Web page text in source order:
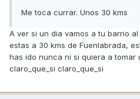
Me toca currar. Unos 30 kms
A ver si un dia vamos a tu barrio
estas a 30 kms de Fuenlabrada,
has ido nunca ni si quiera a
claro_que_si claro_que_si